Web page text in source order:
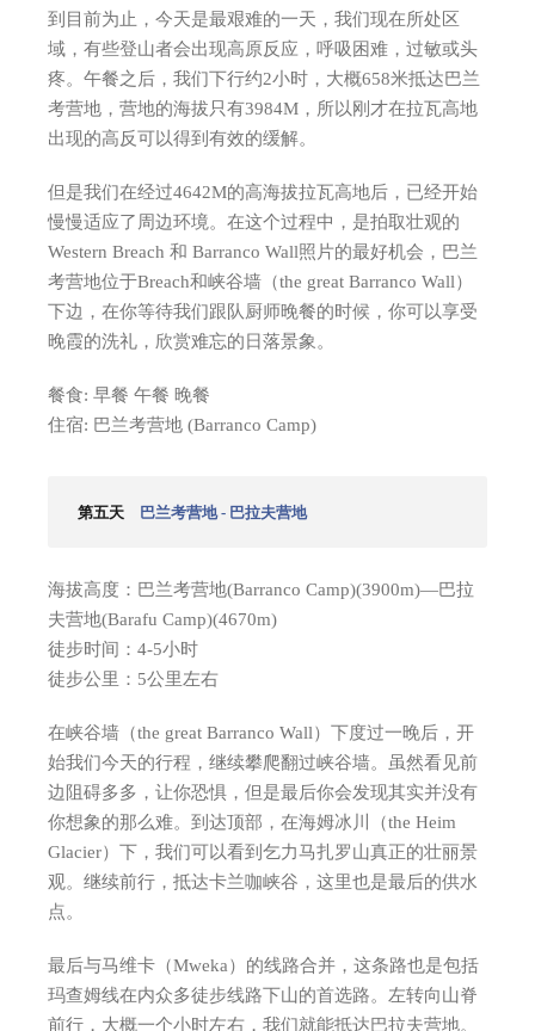
到目前为止，今天是最艰难的一天，我们现在所处区
域，有些登山者会出现高原反应，呼吸困难，过敏或头
疼。午餐之后，我们下行约2小时，大概658米抵达巴兰
考营地，营地的海拔只有3984M，所以刚才在拉瓦高地
出现的高反可以得到有效的缓解。
但是我们在经过4642M的高海拔拉瓦高地后，已经开始
慢慢适应了周边环境。在这个过程中，是拍取壮观的
Western Breach 和 Barranco Wall照片的最好机会，巴兰
考营地位于Breach和峡谷墙（the great Barranco Wall）
下边，在你等待我们跟队厨师晚餐的时候，你可以享受
晚霞的洗礼，欣赏难忘的日落景象。
餐食: 早餐 午餐 晚餐
住宿: 巴兰考营地 (Barranco Camp)
第五天 巴兰考营地 - 巴拉夫营地
海拔高度：巴兰考营地(Barranco Camp)(3900m)—巴拉
夫营地(Barafu Camp)(4670m)
徒步时间：4-5小时
徒步公里：5公里左右
在峡谷墙（the great Barranco Wall）下度过一晚后，开
始我们今天的行程，继续攀爬翻过峡谷墙。虽然看见前
边阻碍多多，让你恐惧，但是最后你会发现其实并没有
你想象的那么难。到达顶部，在海姆冰川（the Heim
Glacier）下，我们可以看到乞力马扎罗山真正的壮丽景
观。继续前行，抵达卡兰咖峡谷，这里也是最后的供水
点。
最后与马维卡（Mweka）的线路合并，这条路也是包括
玛查姆线在内众多徒步线路下山的首选路。左转向山脊
前行，大概一个小时左右，我们就能抵达巴拉夫营地。